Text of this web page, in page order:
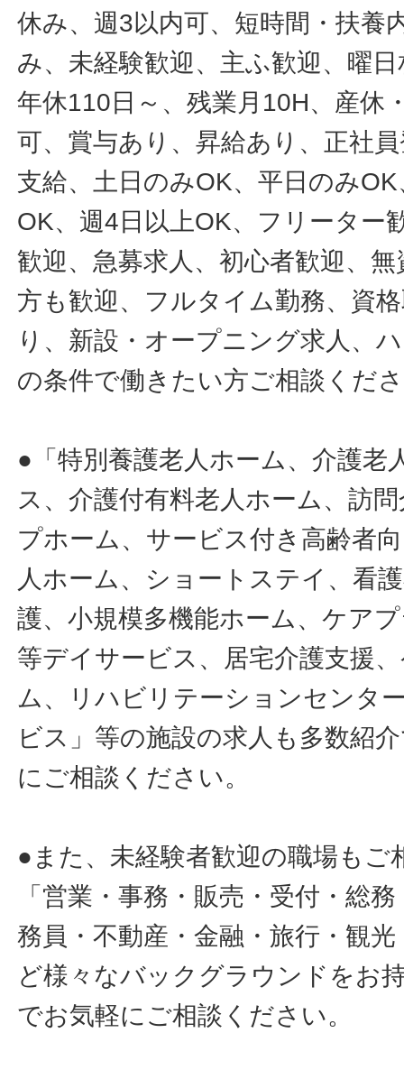
休み、週3以内可、短時間・扶養
み、未経験歓迎、主ふ歓迎、曜
年休110日～、残業月10H、産休
可、賞与あり、昇給あり、正社
支給、土日のみOK、平日のみ
OK、週4日以上OK、フリーター
歓迎、急募求人、初心者歓迎、
方も歓迎、フルタイム勤務、資
り、新設・オープニング求人、
の条件で働きたい方ご相談くだ
●「特別養護老人ホーム、介護老
ス、介護付有料老人ホーム、訪
プホーム、サービス付き高齢者
人ホーム、ショートステイ、看
護、小規模多機能ホーム、ケア
等デイサービス、居宅介護支援
ム、リハビリテーションセンタ
ビス」等の施設の求人も多数紹
にご相談ください。
●また、未経験者歓迎の職場もご
「営業・事務・販売・受付・総
務員・不動産・金融・旅行・観
ど様々なバックグラウンドをお
でお気軽にご相談ください。